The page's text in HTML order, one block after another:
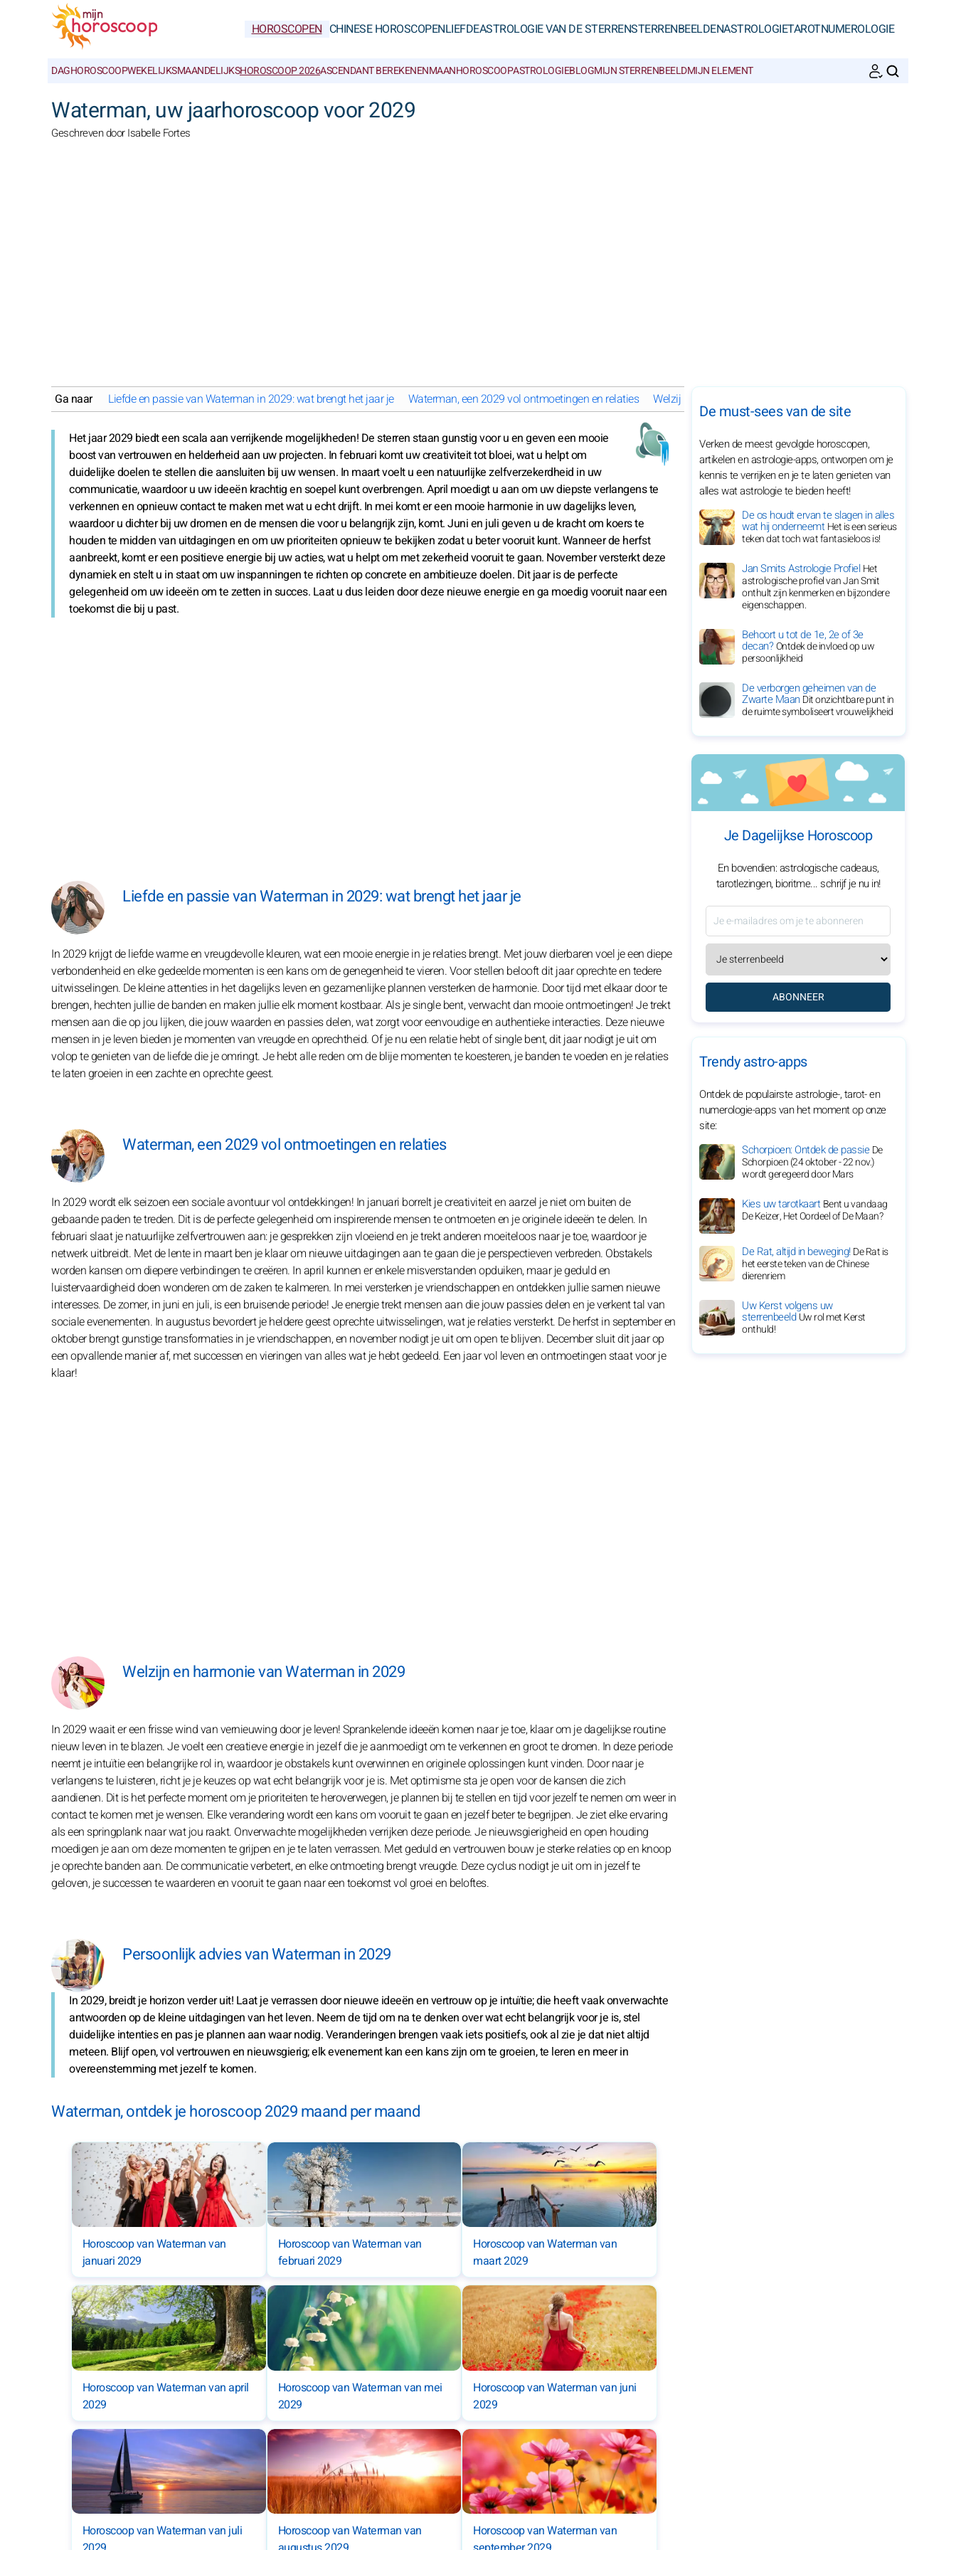
HOROSCOPEN CHINESE HOROSCOPENLIEFDEASTROLOGIE VAN DE STERRENSTERRENBEELDENASTROLOGIETAROTNUMEROLOGIE
DAGHOROSCOOPWEKELIJKSMAANDELIJKSHOROSCOOP 2026ASCENDANT BEREKENENMAANHOROSCOOPASTROLOGIEBLOGMIJN STERRENBEELDMIJN ELEMENT
Waterman, uw jaarhoroscoop voor 2029
Geschreven door Isabelle Fortes
Ga naar Liefde en passie van Waterman in 2029: wat brengt het jaar je Waterman, een 2029 vol ontmoetingen en relaties Welzijn en harmonie van Waterman in 2029
Het jaar 2029 biedt een scala aan verrijkende mogelijkheden! De sterren staan gunstig voor u en geven een mooie
boost van vertrouwen en helderheid aan uw projecten. In februari komt uw creativiteit tot bloei, wat u helpt om
duidelijke doelen te stellen die aansluiten bij uw wensen. In maart voelt u een natuurlijke zelfverzekerdheid in uw
communicatie, waardoor u uw ideeën krachtig en soepel kunt overbrengen. April moedigt u aan om uw diepste verlangens te
verkennen en opnieuw contact te maken met wat u echt drijft. In mei komt er een mooie harmonie in uw dagelijks leven,
waardoor u dichter bij uw dromen en de mensen die voor u belangrijk zijn, komt. Juni en juli geven u de kracht om koers te
houden te midden van uitdagingen en om uw prioriteiten opnieuw te bekijken zodat u beter vooruit kunt. Wanneer de herfst
aanbreekt, komt er een positieve energie bij uw acties, wat u helpt om met zekerheid vooruit te gaan. November versterkt deze
dynamiek en stelt u in staat om uw inspanningen te richten op concrete en ambitieuze doelen. Dit jaar is de perfecte
gelegenheid om uw ideeën om te zetten in succes. Laat u dus leiden door deze nieuwe energie en ga moedig vooruit naar een
toekomst die bij u past.
Liefde en passie van Waterman in 2029: wat brengt het jaar je
In 2029 krijgt de liefde warme en vreugdevolle kleuren, wat een mooie energie in je relaties brengt. Met jouw dierbaren voel je een diepe
verbondenheid en elke gedeelde momenten is een kans om de genegenheid te vieren. Voor stellen belooft dit jaar oprechte en tedere
uitwisselingen. De kleine attenties in het dagelijks leven en gezamenlijke plannen versterken de harmonie. Door tijd met elkaar door te
brengen, hechten jullie de banden en maken jullie elk moment kostbaar. Als je single bent, verwacht dan mooie ontmoetingen! Je trekt
mensen aan die op jou lijken, die jouw waarden en passies delen, wat zorgt voor eenvoudige en authentieke interacties. Deze nieuwe
mensen in je leven bieden je momenten van vreugde en oprechtheid. Of je nu een relatie hebt of single bent, dit jaar nodigt je uit om
volop te genieten van de liefde die je omringt. Je hebt alle reden om de blije momenten te koesteren, je banden te voeden en je relaties
te laten groeien in een zachte en oprechte geest.
Waterman, een 2029 vol ontmoetingen en relaties
In 2029 wordt elk seizoen een sociale avontuur vol ontdekkingen! In januari borrelt je creativiteit en aarzel je niet om buiten de
gebaande paden te treden. Dit is de perfecte gelegenheid om inspirerende mensen te ontmoeten en je originele ideeën te delen. In
februari slaat je natuurlijke zelfvertrouwen aan: je gesprekken zijn vloeiend en je trekt anderen moeiteloos naar je toe, waardoor je
netwerk uitbreidt. Met de lente in maart ben je klaar om nieuwe uitdagingen aan te gaan die je perspectieven verbreden. Obstakels
worden kansen om diepere verbindingen te creëren. In april kunnen er enkele misverstanden opduiken, maar je geduld en
luistervaardigheid doen wonderen om de zaken te kalmeren. In mei versterken je vriendschappen en ontdekken jullie samen nieuwe
interesses. De zomer, in juni en juli, is een bruisende periode! Je energie trekt mensen aan die jouw passies delen en je verkent tal van
sociale evenementen. In augustus bevordert je heldere geest oprechte uitwisselingen, wat je relaties versterkt. De herfst in september en
oktober brengt gunstige transformaties in je vriendschappen, en november nodigt je uit om open te blijven. December sluit dit jaar op
een opvallende manier af, met successen en vieringen van alles wat je hebt gedeeld. Een jaar vol leven en ontmoetingen staat voor je
klaar!
Welzijn en harmonie van Waterman in 2029
In 2029 waait er een frisse wind van vernieuwing door je leven! Sprankelende ideeën komen naar je toe, klaar om je dagelijkse routine
nieuw leven in te blazen. Je voelt een creatieve energie in jezelf die je aanmoedigt om te verkennen en groot te dromen. In deze periode
neemt je intuïtie een belangrijke rol in, waardoor je obstakels kunt overwinnen en originele oplossingen kunt vinden. Door naar je
verlangens te luisteren, richt je je keuzes op wat echt belangrijk voor je is. Met optimisme sta je open voor de kansen die zich
aandienen. Dit is het perfecte moment om je prioriteiten te heroverwegen, je plannen bij te stellen en tijd voor jezelf te nemen om weer in
contact te komen met je wensen. Elke verandering wordt een kans om vooruit te gaan en jezelf beter te begrijpen. Je ziet elke ervaring
als een springplank naar wat jou raakt. Onverwachte mogelijkheden verrijken deze periode. Je nieuwsgierigheid en open houding
moedigen je aan om deze momenten te grijpen en je te laten verrassen. Met geduld en vertrouwen bouw je sterke relaties op en knoop
je oprechte banden aan. De communicatie verbetert, en elke ontmoeting brengt vreugde. Deze cyclus nodigt je uit om in jezelf te
geloven, je successen te waarderen en vooruit te gaan naar een toekomst vol groei en beloftes.
Persoonlijk advies van Waterman in 2029
In 2029, breidt je horizon verder uit! Laat je verrassen door nieuwe ideeën en vertrouw op je intuïtie; die heeft vaak onverwachte
antwoorden op de kleine uitdagingen van het leven. Neem de tijd om na te denken over wat echt belangrijk voor je is, stel
duidelijke intenties en pas je plannen aan waar nodig. Veranderingen brengen vaak iets positiefs, ook al zie je dat niet altijd
meteen. Blijf open, vol vertrouwen en nieuwsgierig; elk evenement kan een kans zijn om te groeien, te leren en meer in
overeenstemming met jezelf te komen.
Waterman, ontdek je horoscoop 2029 maand per maand
Horoscoop van Waterman van
januari 2029
Horoscoop van Waterman van
februari 2029
Horoscoop van Waterman van
maart 2029
Horoscoop van Waterman van april
2029
Horoscoop van Waterman van mei
2029
Horoscoop van Waterman van juni
2029
Horoscoop van Waterman van juli
Horoscoop van Waterman van
Horoscoop van Waterman van
De must-sees van de site
Verken de meest gevolgde horoscopen,
artikelen en astrologie-apps, ontworpen om je
kennis te verrijken en je te laten genieten van
alles wat astrologie te bieden heeft!
De os houdt ervan te slagen in alles
wat hij onderneemtHet is een serieus
teken dat toch wat fantasieloos is!
Jan Smits Astrologie ProfielHet
astrologische profiel van Jan Smit
onthult zijn kenmerken en bijzondere
eigenschappen.
Behoort u tot de 1e, 2e of 3e
decan?Ontdek de invloed op uw
persoonlijkheid
De verborgen geheimen van de
Zwarte MaanDit onzichtbare punt in
de ruimte symboliseert vrouwelijkheid
Je Dagelijkse Horoscoop
En bovendien: astrologische cadeaus,
tarotlezingen, bioritme... schrijf je nu in!
ABONNEER
Trendy astro-apps
Ontdek de populairste astrologie-, tarot- en
numerologie-apps van het moment op onze
site:
Schorpioen: Ontdek de passieDe
Schorpioen (24 oktober - 22 nov.)
wordt geregeerd door Mars
Kies uw tarotkaartBent u vandaag
De Keizer, Het Oordeel of De Maan?
De Rat, altijd in beweging!De Rat is
het eerste teken van de Chinese
dierenriem
Uw Kerst volgens uw
sterrenbeeldUw rol met Kerst
onthuld!